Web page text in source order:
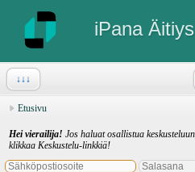
iPana
↓↓↓
Etusivu
Hei vierailija! Jos haluat osallistua
klikkaa Keskustelu-linkkiä!